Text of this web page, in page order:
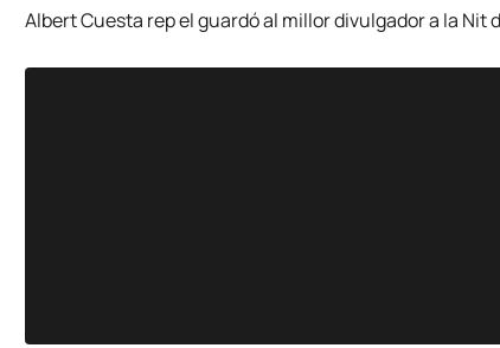
Albert Cuesta rep el guardó al millor divulgador a la